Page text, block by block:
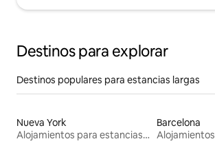
Destinos para explorar
Destinos populares para estancias largas
Nueva York
Alojamientos para estancias largas
Barcelona